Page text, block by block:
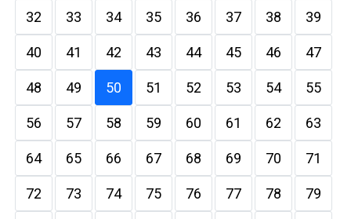
32 33 34 35 36 37 38 39
40 41 42 43 44 45 46 47
48 49 50 51 52 53 54 55
56 57 58 59 60 61 62 63
64 65 66 67 68 69 70 71
72 73 74 75 76 77 78 79